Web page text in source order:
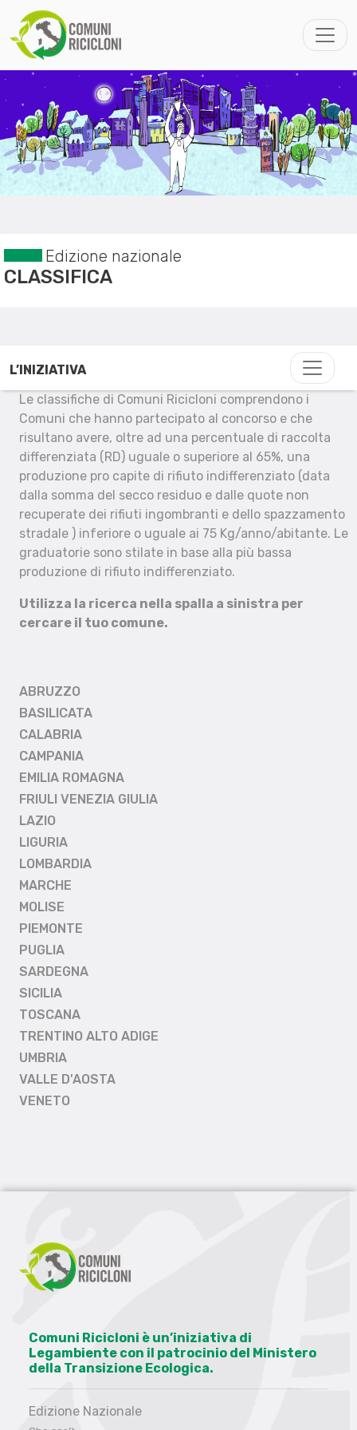
Edizione nazionale
CLASSIFICA
L’INIZIATIVA
Le classifiche di Comuni Ricicloni comprendono i
Comuni che hanno partecipato al concorso e che
risultano avere, oltre ad una percentuale di raccolta
differenziata (RD) uguale o superiore al 65%, una
produzione pro capite di rifiuto indifferenziato (data
dalla somma del secco residuo e dalle quote non
recuperate dei rifiuti ingombranti e dello spazzamento
stradale ) inferiore o uguale ai 75 Kg/anno/abitante. Le
graduatorie sono stilate in base alla più bassa
produzione di rifiuto indifferenziato.
Utilizza la ricerca nella spalla a sinistra per
cercare il tuo comune.
ABRUZZO
BASILICATA
CALABRIA
CAMPANIA
EMILIA ROMAGNA
FRIULI VENEZIA GIULIA
LAZIO
LIGURIA
LOMBARDIA
MARCHE
MOLISE
PIEMONTE
PUGLIA
SARDEGNA
SICILIA
TOSCANA
TRENTINO ALTO ADIGE
UMBRIA
VALLE D'AOSTA
VENETO
Comuni Ricicloni è un’iniziativa di
Legambiente con il patrocinio del Ministero
della Transizione Ecologica.
Edizione Nazionale